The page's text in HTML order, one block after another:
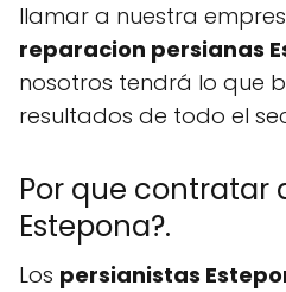
llamar a nuestra
reparacion persianas
nosotros tendrá lo que
resultados de todo el
Por que contratar
Estepona?.
Los persianistas